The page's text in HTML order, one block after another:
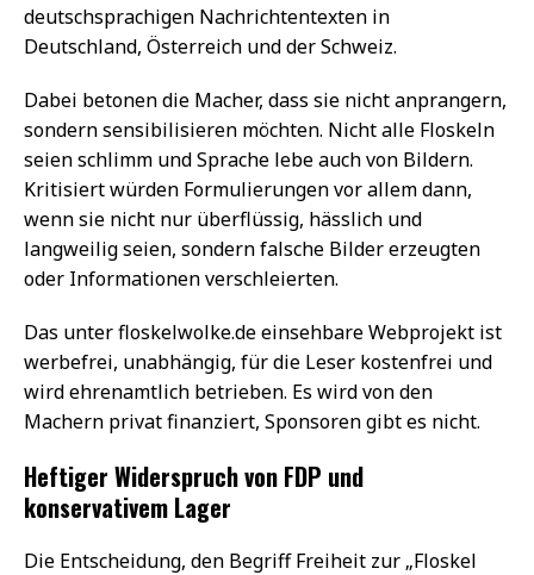
deutschsprachigen Nachrichtentexten in
Deutschland, Österreich und der Schweiz.
Dabei betonen die Macher, dass sie nicht anprangern,
sondern sensibilisieren möchten. Nicht alle Floskeln
seien schlimm und Sprache lebe auch von Bildern.
Kritisiert würden Formulierungen vor allem dann,
wenn sie nicht nur überflüssig, hässlich und
langweilig seien, sondern falsche Bilder erzeugten
oder Informationen verschleierten.
Das unter floskelwolke.de einsehbare Webprojekt ist
werbefrei, unabhängig, für die Leser kostenfrei und
wird ehrenamtlich betrieben. Es wird von den
Machern privat finanziert, Sponsoren gibt es nicht.
Heftiger Widerspruch von FDP und
konservativem Lager
Die Entscheidung, den Begriff Freiheit zur „Floskel